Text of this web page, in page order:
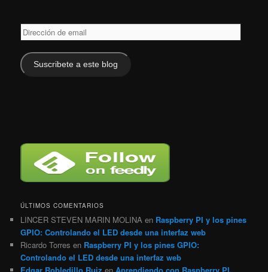
Dirección
de
email
Suscribete a este blog
ÚLTIMOS COMENTARIOS
LINCER STEVEN MARIN MOLINA en Raspberry PI y los pines
GPIO: Controlando el LED desde una interfaz web
Ricardo Torres en Raspberry PI y los pines GPIO:
Controlando el LED desde una interfaz web